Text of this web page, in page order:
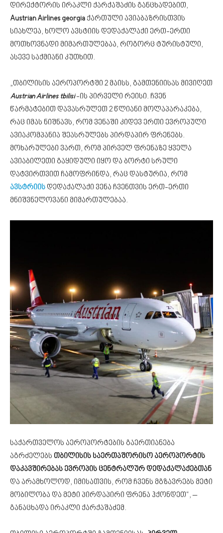
დირექტორის ირაკლი ქარქაშაძის განცხადებით,
Austrian Airlines georgia ქართული ავიაბაზრისთვის
სიახლეა, ხოლო ავსტიის დედაქალაქი ერთ-ერთი
მოთხოვნადი მიმართულებაა, როგორც ტურისტული,
ასევე საქმიანი კუთხით.
„თბილისის აეროპორტში 2 მაისს, გამთენიისას მივიღეთ
Austrian Airlines tbilisi-ის პირველი რეისი. ჩვენ
წარმატებით დავასრულეთ 2 წლიანი მოლაპარაკება,
რაც იმას ნიშნავს, რომ ვენაში კიდევ ერთი ევროპული
ავიაკომპანია შეასრულებს პირდაპირ ფრენებს.
მოხარულები ვართ, რომ პირველ ფრენაზე ყველა
ავიაბილეთი გაყიდული იყო და ბორტი სრული
დატვირთვით ჩამოფრინდა, რაც დასტურია, რომ
ავსტრიის დედაქალაქი ვენა ჩვენთვის ერთ-ერთი
მნიშვნელოვანი მიმართულებაა.
საქართველოს აეროპორტების გაერთიანება
აგრძელებს თბილისის საერთაშორისო აეროპორტის
დაკავშირებას ევროპის ცენტრალურ დედაქალაქებთან
და არამხოლოდ, იმისათვის, რომ ჩვენს მგზავრებს მეტი
მობილობა და მეტი პირდაპირი ფრენა ჰქონდეთ“, –
განაცხადა ირაკლი ქარქაშაძემ.